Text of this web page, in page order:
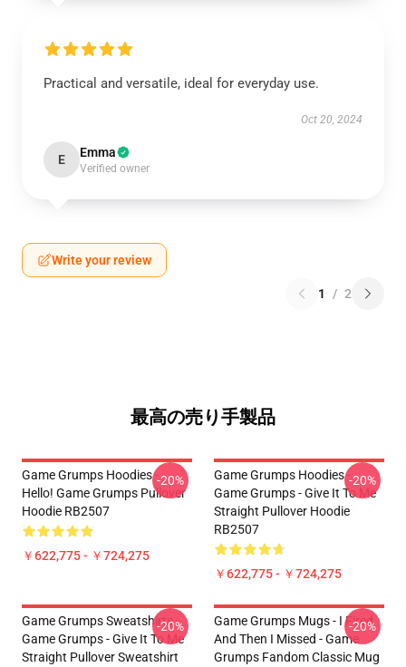
Practical and versatile, ideal for everyday use.
Oct 20, 2024
E Emma
Verified owner
Write your review
1 / 2
最高の売り手製品
Game Grumps Hoodies -
Hello! Game Grumps Pullover
Hoodie RB2507
￥622,775 - ￥724,275
-20%
Game Grumps Hoodies -
Game Grumps - Give It To Me
Straight Pullover Hoodie
RB2507
￥622,775 - ￥724,275
-20%
Game Grumps Sweatshirts -
Game Grumps - Give It To Me
Straight Pullover Sweatshirt
-20%
Game Grumps Mugs - I Fired
And Then I Missed - Game
Grumps Fandom Classic Mug
-20%